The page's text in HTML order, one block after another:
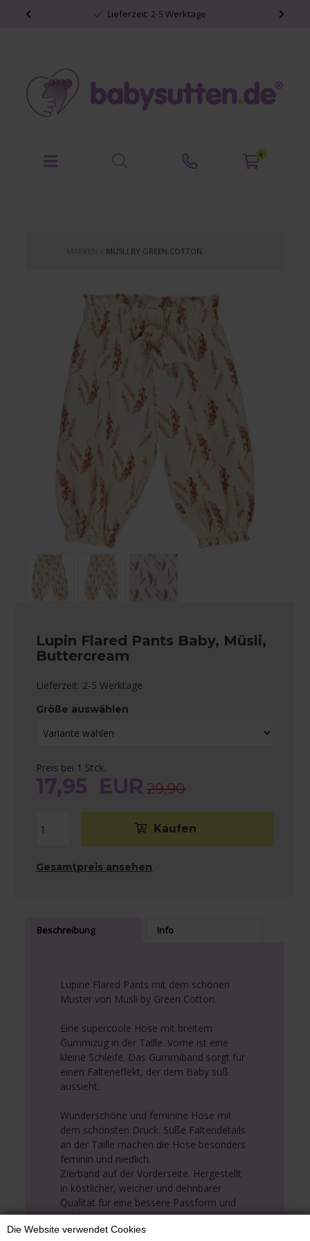
Die Website verwendet Cookies
Lieferzeit: 2-5 Werktage
0
MARKEN MÜSLI BY GREEN COTTON
Lupin Flared Pants Baby, Müsli,
Buttercream
Lieferzeit: 2-5 Werktage
Größe auswählen
Preis bei 1 Stck.
17,95 EUR 29,90
Gesamtpreis ansehen
Beschreibung Info
Lupine Flared Pants mit dem schönen
Muster von Müsli by Green Cotton.
Eine supercoole Hose mit breitem
Gummizug in der Taille. Vorne ist eine
kleine Schleife. Das Gummiband sorgt für
einen Falteneffekt, der dem Baby süß
aussieht.
Wunderschöne und feminine Hose mit
dem schönsten Druck. Süße Faltendetails
an der Taille machen die Hose besonders
feminin und niedlich.
Zierband auf der Vorderseite. Hergestellt
in köstlicher, weicher und dehnbarer
Qualität für eine bessere Passform und
Haltbarkeit.